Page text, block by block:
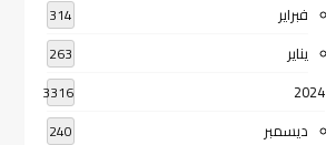
فبراير 314
يناير 263
2024
3316
ديسمبر 240